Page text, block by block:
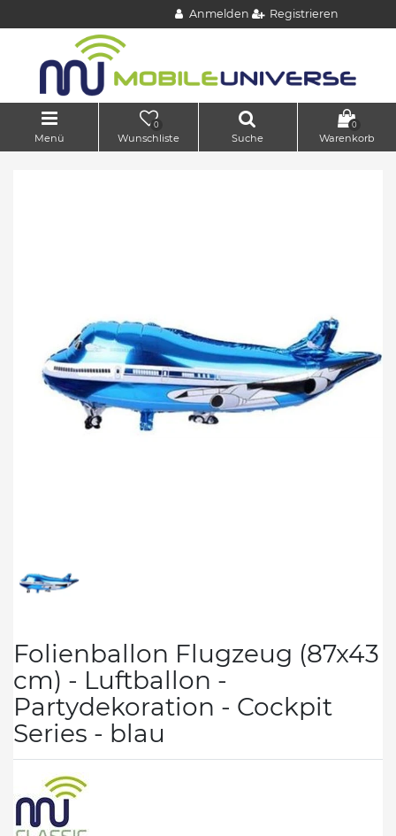
Anmelden Registrieren
Menü
0
Wunschliste Suche
0
Warenkorb
Folienballon Flugzeug (87x43
cm) - Luftballon -
Partydekoration - Cockpit
Series - blau